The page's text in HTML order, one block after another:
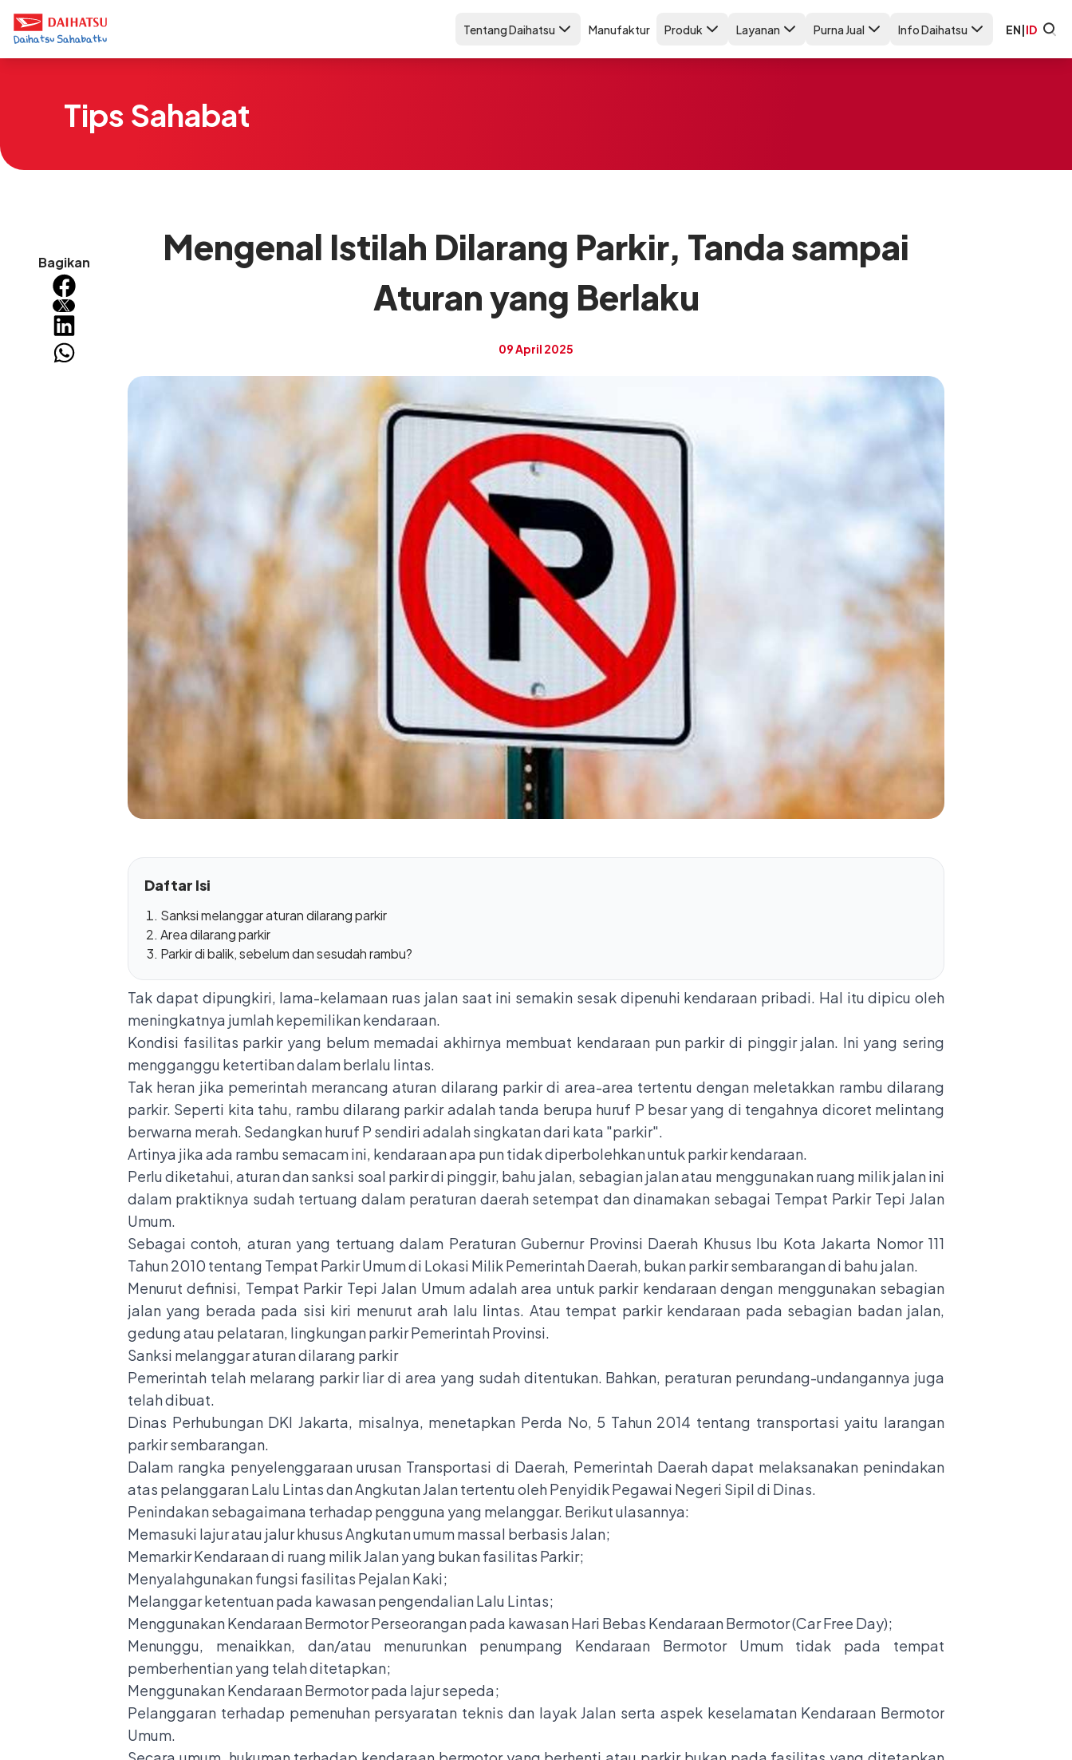
Tentang Daihatsu Manufaktur Produk Layanan Purna Jual Info Daihatsu EN|ID
Tips Sahabat
Bagikan
Mengenal Istilah Dilarang Parkir, Tanda sampai
Aturan yang Berlaku
09 April 2025
Daftar Isi
Sanksi melanggar aturan dilarang parkir
Area dilarang parkir
Parkir di balik, sebelum dan sesudah rambu?
Tak dapat dipungkiri, lama-kelamaan ruas jalan saat ini semakin sesak dipenuhi kendaraan pribadi. Hal itu dipicu oleh
meningkatnya jumlah kepemilikan kendaraan.
Kondisi fasilitas parkir yang belum memadai akhirnya membuat kendaraan pun parkir di pinggir jalan. Ini yang sering
mengganggu ketertiban dalam berlalu lintas.
Tak heran jika pemerintah merancang aturan dilarang parkir di area-area tertentu dengan meletakkan rambu dilarang
parkir. Seperti kita tahu, rambu dilarang parkir adalah tanda berupa huruf P besar yang di tengahnya dicoret melintang
berwarna merah. Sedangkan huruf P sendiri adalah singkatan dari kata "parkir".
Artinya jika ada rambu semacam ini, kendaraan apa pun tidak diperbolehkan untuk parkir kendaraan.
Perlu diketahui, aturan dan sanksi soal parkir di pinggir, bahu jalan, sebagian jalan atau menggunakan ruang milik jalan ini
dalam praktiknya sudah tertuang dalam peraturan daerah setempat dan dinamakan sebagai Tempat Parkir Tepi Jalan
Umum.
Sebagai contoh, aturan yang tertuang dalam Peraturan Gubernur Provinsi Daerah Khusus Ibu Kota Jakarta Nomor 111
Tahun 2010 tentang Tempat Parkir Umum di Lokasi Milik Pemerintah Daerah, bukan parkir sembarangan di bahu jalan.
Menurut definisi, Tempat Parkir Tepi Jalan Umum adalah area untuk parkir kendaraan dengan menggunakan sebagian
jalan yang berada pada sisi kiri menurut arah lalu lintas. Atau tempat parkir kendaraan pada sebagian badan jalan,
gedung atau pelataran, lingkungan parkir Pemerintah Provinsi.
Sanksi melanggar aturan dilarang parkir
Pemerintah telah melarang parkir liar di area yang sudah ditentukan. Bahkan, peraturan perundang-undangannya juga
telah dibuat.
Dinas Perhubungan DKI Jakarta, misalnya, menetapkan Perda No, 5 Tahun 2014 tentang transportasi yaitu larangan
parkir sembarangan.
Dalam rangka penyelenggaraan urusan Transportasi di Daerah, Pemerintah Daerah dapat melaksanakan penindakan
atas pelanggaran Lalu Lintas dan Angkutan Jalan tertentu oleh Penyidik Pegawai Negeri Sipil di Dinas.
Penindakan sebagaimana terhadap pengguna yang melanggar. Berikut ulasannya:
Memasuki lajur atau jalur khusus Angkutan umum massal berbasis Jalan;
Memarkir Kendaraan di ruang milik Jalan yang bukan fasilitas Parkir;
Menyalahgunakan fungsi fasilitas Pejalan Kaki;
Melanggar ketentuan pada kawasan pengendalian Lalu Lintas;
Menggunakan Kendaraan Bermotor Perseorangan pada kawasan Hari Bebas Kendaraan Bermotor (Car Free Day);
Menunggu, menaikkan, dan/atau menurunkan penumpang Kendaraan Bermotor Umum tidak pada tempat
pemberhentian yang telah ditetapkan;
Menggunakan Kendaraan Bermotor pada lajur sepeda;
Pelanggaran terhadap pemenuhan persyaratan teknis dan layak Jalan serta aspek keselamatan Kendaraan Bermotor
Umum.